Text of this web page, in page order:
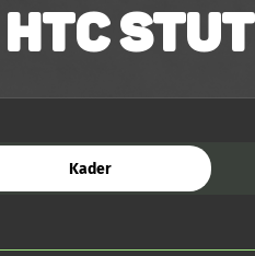
HTC
Kader